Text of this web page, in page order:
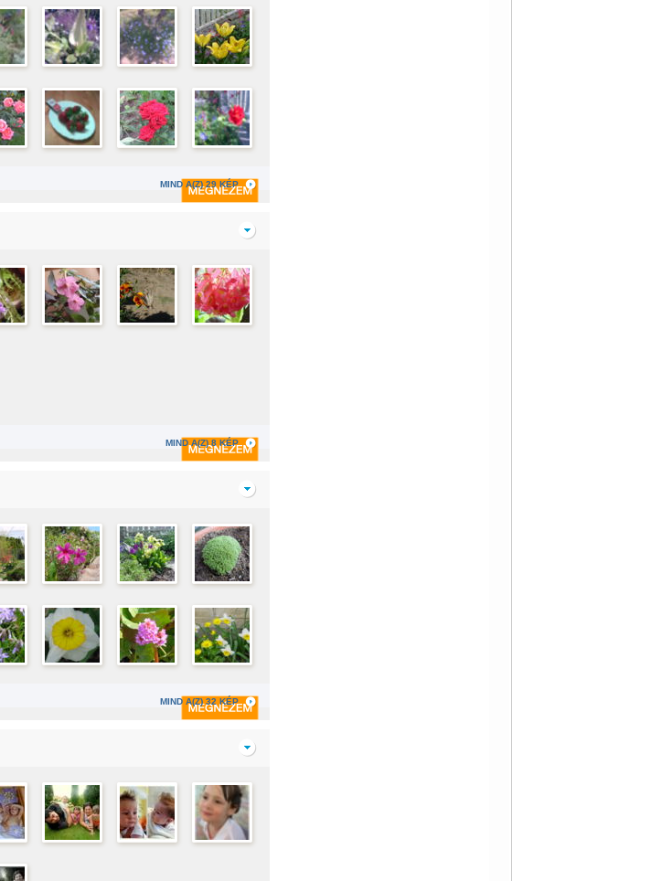
MIND A(Z) 29 KÉP
MIND A(Z) 8 KÉP
MIND A(Z) 32 KÉP